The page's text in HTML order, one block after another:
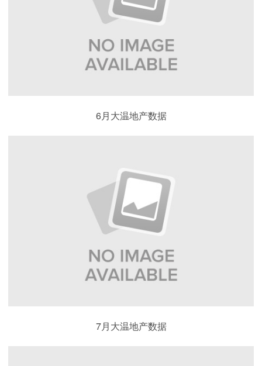
6月大温地产数据
7月大温地产数据